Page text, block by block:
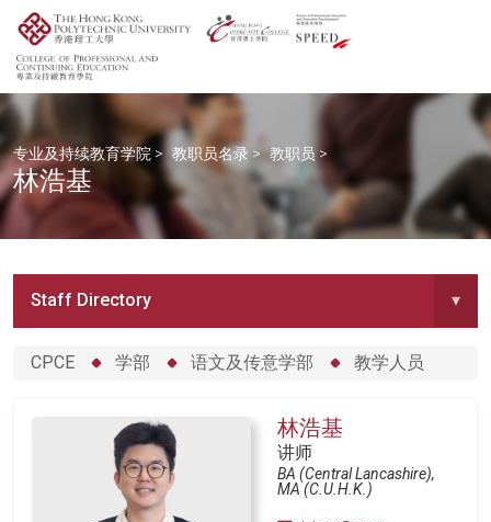
专业及持续教育学院 > 教职员名录 > 教职员 >
林浩基
Staff Directory ▾
CPCE 学部 语文及传意学部 教学人员
林浩基
讲师
BA (Central Lancashire),
MA (C.U.H.K.)